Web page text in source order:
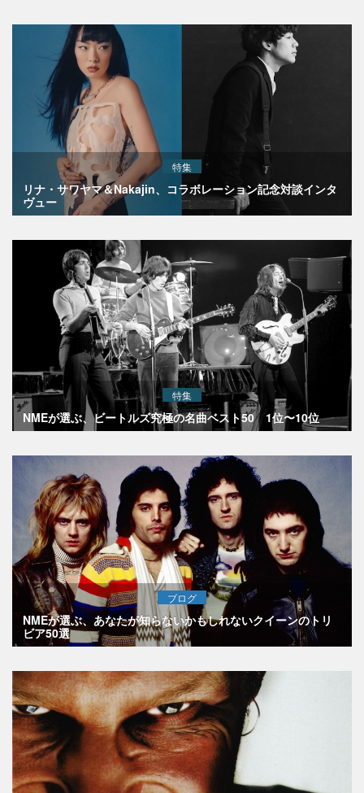
特集
リナ・サワヤマ＆Nakajin、コラボレーション記念対談インタ
ヴュー
特集
NMEが選ぶ、ビートルズ究極の名曲ベスト50 1位〜10位
ブログ
NMEが選ぶ、あなたが知らないかもしれないクイーンのトリ
ビア50選